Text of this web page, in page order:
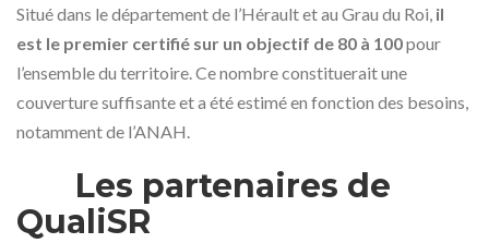
Situé dans le département de l’Hérault et au Grau du Roi, il
est le premier certifié sur un objectif de 80 à 100pour
l’ensemble du territoire. Ce nombre constituerait une
couverture suffisante et a été estimé en fonction des besoins,
notamment de l’ANAH.
Les partenaires de
QualiSR